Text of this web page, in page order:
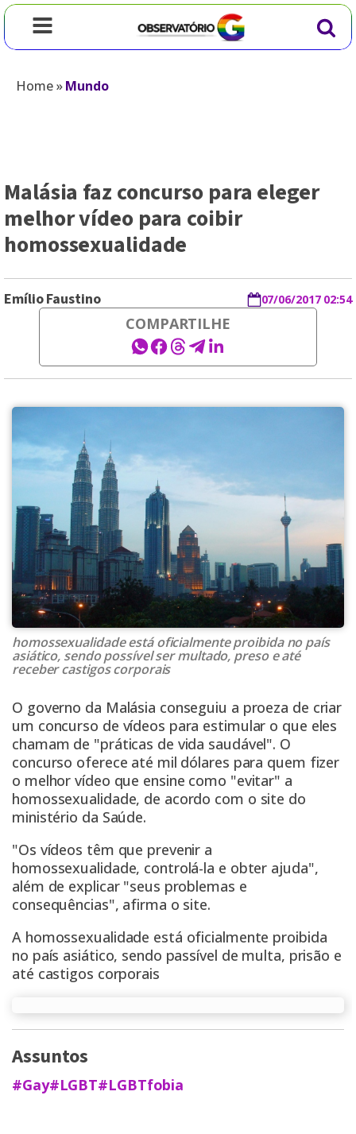
Home»Mundo
Malásia faz concurso para eleger
melhor vídeo para coibir
homossexualidade
Emílio Faustino 07/06/2017 02:54
COMPARTILHE
homossexualidade está oficialmente proibida no país
asiático, sendo possível ser multado, preso e até
receber castigos corporais
O governo da Malásia conseguiu a proeza de criar
um concurso de vídeos para estimular o que eles
chamam de "práticas de vida saudável". O
concurso oferece até mil dólares para quem fizer
o melhor vídeo que ensine como "evitar" a
homossexualidade, de acordo com o site do
ministério da Saúde.
"Os vídeos têm que prevenir a
homossexualidade, controlá-la e obter ajuda",
além de explicar "seus problemas e
consequências", afirma o site.
A homossexualidade está oficialmente proibida
no país asiático, sendo passível de multa, prisão e
até castigos corporais
Assuntos
#Gay#LGBT#LGBTfobia